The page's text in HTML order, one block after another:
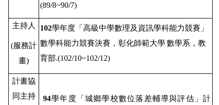
(89/8~90/7)
主持人
(服務計
畫)
102學年度「 高級中學數理及資訊學科能力競賽」
數學科能力競賽決賽，彰化師範大學數學系 ，教
育部.(102/10~102/12)
計畫協
同主持
94學年度「城鄉學校數位落差輔導與評估」計